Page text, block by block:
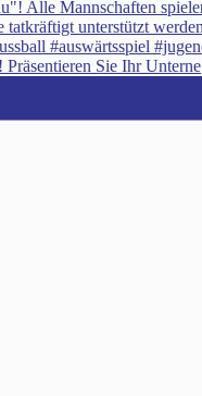
Sie Ihr Unterne